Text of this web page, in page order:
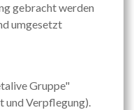
gebracht werden
umgesetzt
Gruppe"
und Verpflegung).